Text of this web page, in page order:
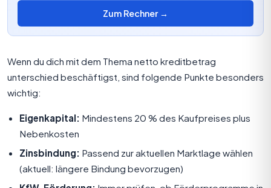
Zum Rechner →
Wenn du dich mit dem Thema netto kreditbetrag
unterschied beschäftigst, sind folgende Punkte besonders
wichtig:
Eigenkapital: Mindestens 20 % des Kaufpreises plus
Nebenkosten
Zinsbindung: Passend zur aktuellen Marktlage wählen
(aktuell: längere Bindung bevorzugen)